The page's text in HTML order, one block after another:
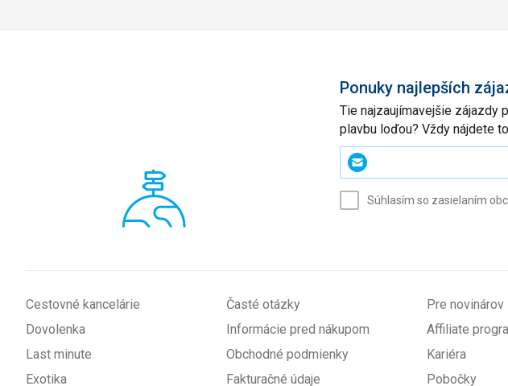
Ponuky najlepších
Tie najzaujímavejšie zájazdy
plavbu loďou? Vždy nájdete
Zadajte
svoj
Súhlasím so zasielaním
Cestovné kancelárie
Dovolenka
Last minute
Exotika
Časté otázky
Informácie pred nákupom
Obchodné podmienky
Fakturačné údaje
Pre novinárov
Affiliate
Kariéra
Pobočky